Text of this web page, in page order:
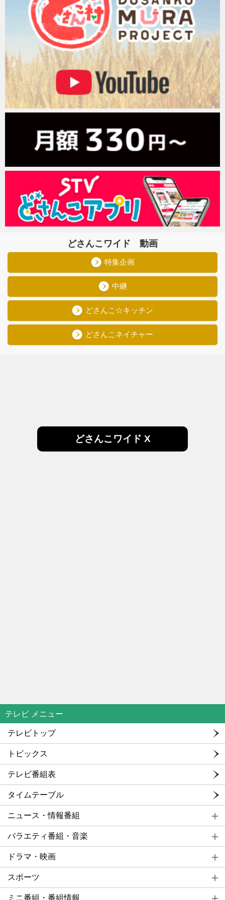
どさんこワイド 動画
特集企画
中継
どさんこ☆キッチン
どさんこネイチャー
どさんこワイド X
テレビ メニュー
テレビトップ
トピックス
テレビ番組表
タイムテーブル
ニュース・情報番組
バラエティ番組・音楽
ドラマ・映画
スポーツ
ミニ番組・番組情報